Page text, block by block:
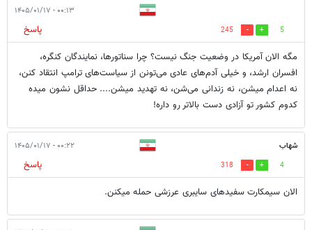
۰۰:۱۳ - ۱۴۰۵/۰۱/۱۷
5
245
پاسخ
مگه الان آمریکا در وضعیت جنگ نیست؟ چرا سناتورها، نمایندگان کنگره،
افسران ارشد، و خیلی آدم‌های عادی می‌تونن از سیاست‌های ترامپ انتقاد کنن،
نه اعدام میشن، نه زندانی می‌شن، نه تهدید میشن.... حداقل نشون میده
کدوم کشور تو آزادی دست بالاتر رو داره!
شهاب ۰۰:۲۲ - ۱۴۰۵/۰۱/۱۷
4
318
پاسخ
الان سیمکارت سفیدهای سایبری عرزشی حمله میکنن.